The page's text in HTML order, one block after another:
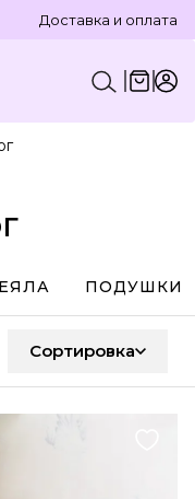
Доставка и оплата
ПОДУШКИ
Сортировка